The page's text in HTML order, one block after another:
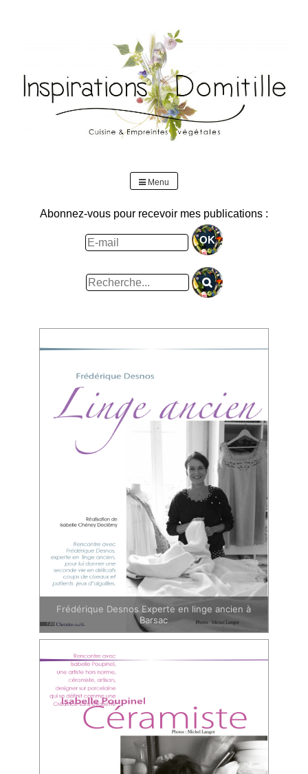
Skip
to
content
Menu
Abonnez-vous pour recevoir mes publications :
Rechercher
:
Frédérique Desnos Experte en linge ancien à
Barsac